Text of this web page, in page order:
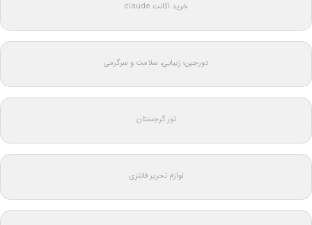
خرید اکانت claude
دورجین؛ زیبایی، سلامت و سرگرمی
تور گرجستان
لوازم تحریر فانتزی